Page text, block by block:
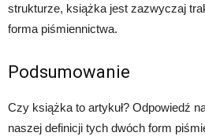
strukturze, książka jest zazwyczaj
forma piśmiennictwa.
Podsumowanie
Czy książka to artykuł? Odpowiedź
naszej definicji tych dwóch form